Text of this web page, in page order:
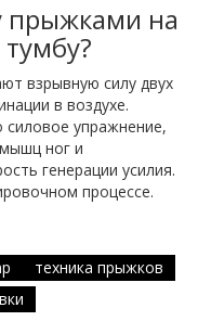
прыжками на
взрывную силу двух
в воздухе.
упражнение,
ног и
генерации усилия.
процессе.
техника прыжков